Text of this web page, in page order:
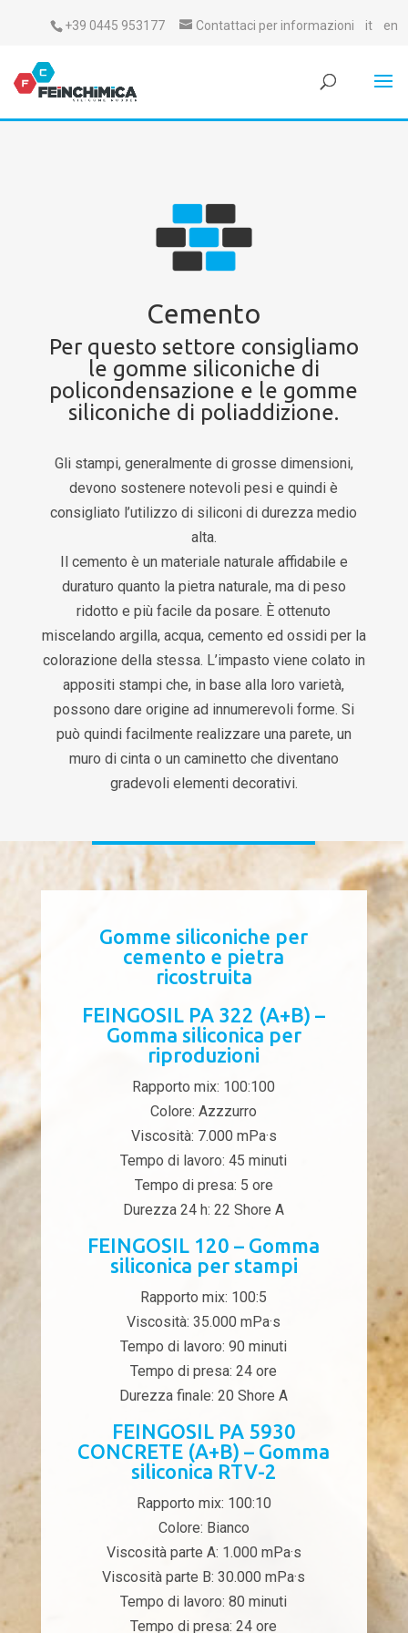
+39 0445 953177 Contattaci per informazioni it en
Cemento
Per questo settore consigliamo
le gomme siliconiche di
policondensazione e le gomme
siliconiche di poliaddizione.
Gli stampi, generalmente di grosse dimensioni,
devono sostenere notevoli pesi e quindi è
consigliato l’utilizzo di siliconi di durezza medio
alta.
Il cemento è un materiale naturale affidabile e
duraturo quanto la pietra naturale, ma di peso
ridotto e più facile da posare. È ottenuto
miscelando argilla, acqua, cemento ed ossidi per la
colorazione della stessa. L’impasto viene colato in
appositi stampi che, in base alla loro varietà,
possono dare origine ad innumerevoli forme. Si
può quindi facilmente realizzare una parete, un
muro di cinta o un caminetto che diventano
gradevoli elementi decorativi.
Gomme siliconiche per
cemento e pietra
ricostruita
FEINGOSIL PA 322 (A+B) –
Gomma siliconica per
riproduzioni
Rapporto mix: 100:100
Colore: Azzzurro
Viscosità: 7.000 mPa·s
Tempo di lavoro: 45 minuti
Tempo di presa: 5 ore
Durezza 24 h: 22 Shore A
FEINGOSIL 120 – Gomma
siliconica per stampi
Rapporto mix: 100:5
Viscosità: 35.000 mPa·s
Tempo di lavoro: 90 minuti
Tempo di presa: 24 ore
Durezza finale: 20 Shore A
FEINGOSIL PA 5930
CONCRETE (A+B) – Gomma
siliconica RTV-2
Rapporto mix: 100:10
Colore: Bianco
Viscosità parte A: 1.000 mPa·s
Viscosità parte B: 30.000 mPa·s
Tempo di lavoro: 80 minuti
Tempo di presa: 24 ore